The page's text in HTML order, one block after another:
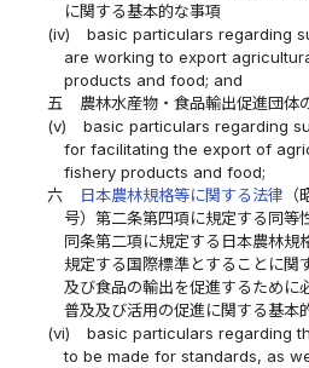
に関する基本的な事項
(iv)
basic particulars regarding
are working to export
products and food; and
五
農林水産物・食品輸出促進団体
(v)
basic particulars regarding
for facilitating the export of
fishery products and food;
六
日本農林規格等に関する法律
号）第二条第四項に規定する同等
同条第二項に規定する日本農林規
規定する国際標準とすることに関
及び食品の輸出を促進するために
普及及び活用の促進に関する基本
(vi)
basic particulars regarding
to be made for standards, as